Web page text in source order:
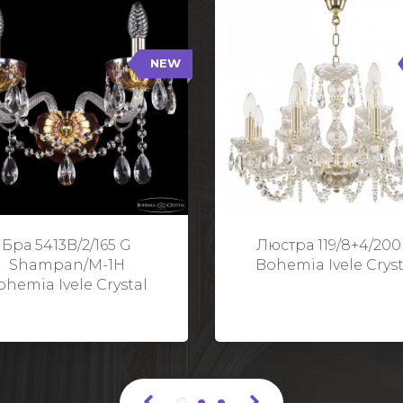
NEW
Бра 5413B/2/165 G
Shampan/M-1H
Ivele Crystal
2/165 G Shampan/M-1H
Тип: Хрустальные
арматуры: Золото/
Кол-во ламп: 2
Ширина: 35 см
Люстра 119/8+4/200
Bohemia Ivele
119/8+4/200 G
Тип: Стеклянный рожок
Цвет арматуры:
Кол-во ламп:
Диаметр: 58